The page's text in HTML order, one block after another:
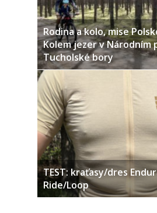
Rodina a kolo, mise
Kolem jezer v Národním
Tucholské bory
TEST: kraťasy/dres
Ride/Loop